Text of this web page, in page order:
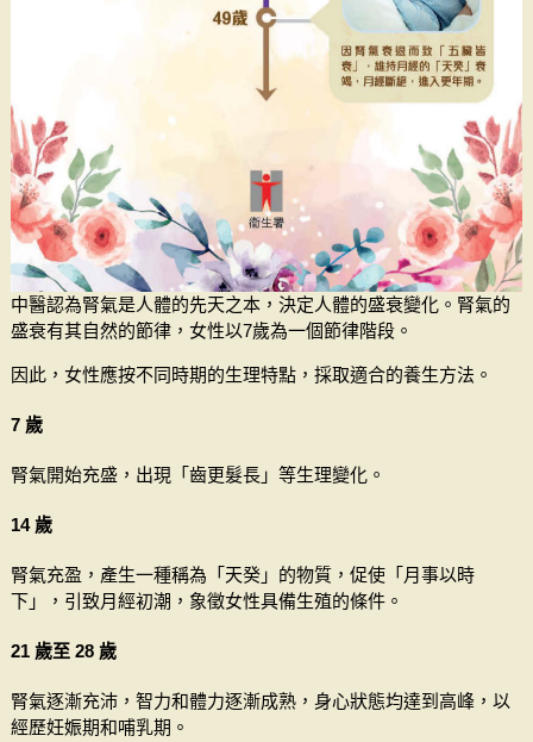
中醫認為腎氣是人體的先天之本，決定人體的盛衰變化。腎氣的
盛衰有其自然的節律，女性以7歲為一個節律階段。
因此，女性應按不同時期的生理特點，採取適合的養生方法。
7 歲
腎氣開始充盛，出現「齒更髮長」等生理變化。
14 歲
腎氣充盈，產生一種稱為「天癸」的物質，促使「月事以時
下」，引致月經初潮，象徵女性具備生殖的條件。
21 歲至 28 歲
腎氣逐漸充沛，智力和體力逐漸成熟，身心狀態均達到高峰，以
經歷妊娠期和哺乳期。